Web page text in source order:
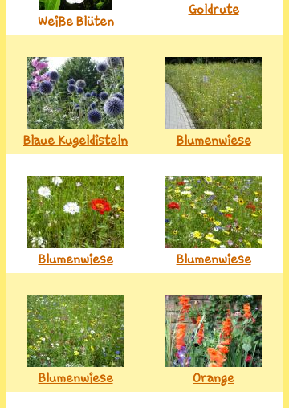
Weiße Blüten
Goldrute
Blaue Kugeldisteln Blumenwiese
Blumenwiese Blumenwiese
Blumenwiese Orange